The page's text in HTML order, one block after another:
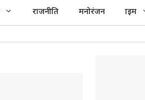
राजनीति मनोरंजन क्राइम